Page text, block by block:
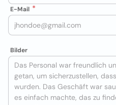
E-Mail
Bilder